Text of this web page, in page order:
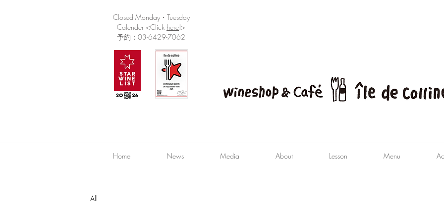
Closed Monday・Tuesday
Calender <Click here!>
予約：03-6429-7062
Home News Media About Lesson Menu
All